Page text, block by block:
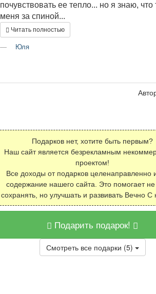
почувствовать ее тепло... но я знаю, что
меня за спиной...
Читать полностью
Юля
Подарков нет, хотите быть первым?
Наш сайт является безрекламным
проектом!
Все доходы от подарков целенаправленно
содержание нашего сайта. Это помогает не
сохранять, но улучшать и развивать Вечно С
Подарить подарок!
Смотреть все подарки (5)